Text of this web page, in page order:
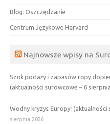
Blog: Oszczędzanie
Centrum Językowe Harvard
Najnowsze wpisy na
Szok podaży i zapasów ropy
(aktualności surowcowe – 6
Wodny kryzys Europy! (aktualności
sierpnia 2026